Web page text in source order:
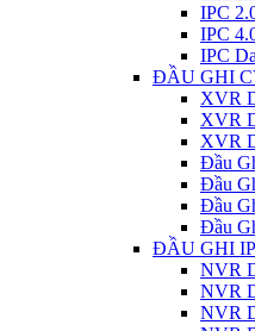
IPC
IPC
IPC
ĐẦU GHI
XVR
XVR
XVR
Đầu
Đầu
Đầu
Đầu
ĐẦU GHI
NVR
NVR
NVR